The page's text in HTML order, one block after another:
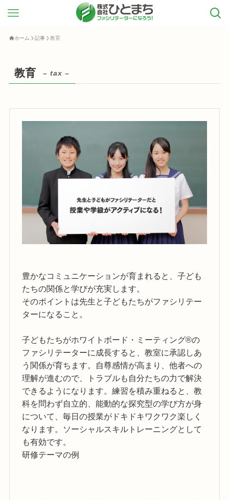
ホーム 記事 教育
教育 – tax –
豊かなコミュニケーションが育まれると、子ども
たちの関係と学びが充実します。
そのポイントは先生と子どもたちがファシリテー
ターになること。
子どもたちがホワイトボード・ミーティング®の
ファシリテーターに成長すると、教室に承認しあ
う関係が育ちます。自尊感情が高まり、他者への
理解が進むので、トラブルも自分たちの力で解決
できるようになります。練習を積み重ねると、教
科を問わず自立的、能動的な探究型の学び方が身
について、毎日の授業がドキドキワクワク楽しく
なります。ソーシャルスキルトレーニングとして
も有効です。
研修テーマの例